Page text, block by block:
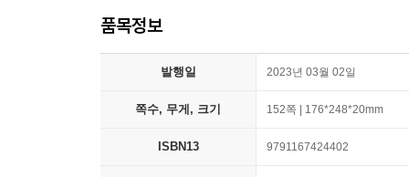
품목정보
발행일 2023년 03월 02일
쪽수, 무게, 크기 152쪽 | 176*248*20mm
ISBN13 9791167424402